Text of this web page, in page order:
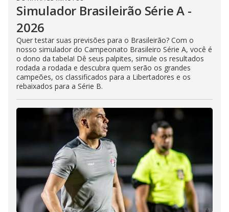
Simulador Brasileirão Série A -
2026
Quer testar suas previsões para o Brasileirão? Com o
nosso simulador do Campeonato Brasileiro Série A, você é
o dono da tabela! Dê seus palpites, simule os resultados
rodada a rodada e descubra quem serão os grandes
campeões, os classificados para a Libertadores e os
rebaixados para a Série B.